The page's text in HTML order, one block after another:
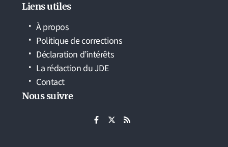
Liens utiles
À propos
Politique de corrections
Déclaration d’intérêts
La rédaction du JDE
Contact
Nous suivre